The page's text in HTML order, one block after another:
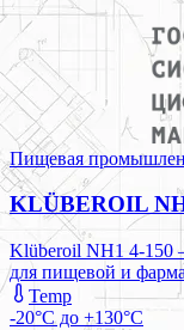
Пищевая
KLÜBEROIL
Klüberoil NH1 4-150
для пищевой и
Temp
-20°C до +130°C